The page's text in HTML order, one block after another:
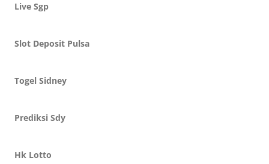
Live Sgp
Slot Deposit Pulsa
Togel Sidney
Prediksi Sdy
Hk Lotto